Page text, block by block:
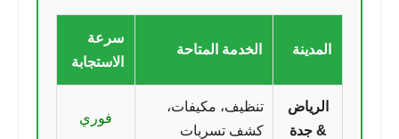
المدينة الخدمة المتاحة
سرعة
الاستجابة
الرياض
& جدة
تنظيف، مكيفات،
كشف تسربات
فوري